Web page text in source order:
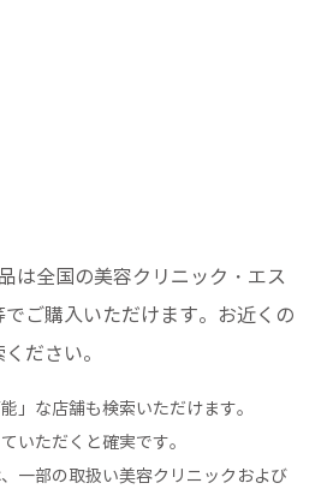
は全国の美容クリニック・エス
ご購入いただけます。 お近くの
ださい。
」な店舗も検索いただけます。
いただくと確実です。
一部の取扱い美容クリニックおよび